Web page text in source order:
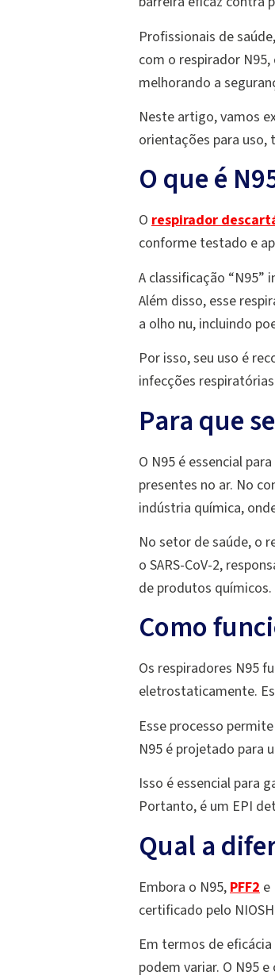
Profissionais de
com o respirador
melhorando a
Neste artigo, vamos
orientações para uso,
O que é
O respirador
conforme testado e
A classificação “N95”
Além disso, esse
a olho nu, incluindo
Por isso, seu uso é
infecções
Para que
O N95 é essencial
presentes no ar. No
indústria química,
No setor de saúde, o
o SARS-CoV-2,
de produtos químicos.
Como
Os respiradores N95
eletrostaticamente.
Esse processo
N95 é projetado para
Isso é essencial para
Portanto, é um EPI
Qual a
Embora o N95, PFF2 e
certificado pelo
Em termos de
podem variar. O N95